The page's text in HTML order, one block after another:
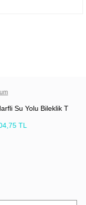
Su Yolu Bileklik T
TL